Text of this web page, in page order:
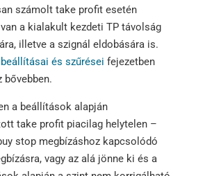
számolt take profit esetén
a kialakult kezdeti TP távolság
illetve a szignál eldobására is.
és szűrései fejezetben
bővebben.
a beállítások alapján
take profit piacilag helytelen –
stop megbízáshoz kapcsolódó
vagy az alá jönne ki és a